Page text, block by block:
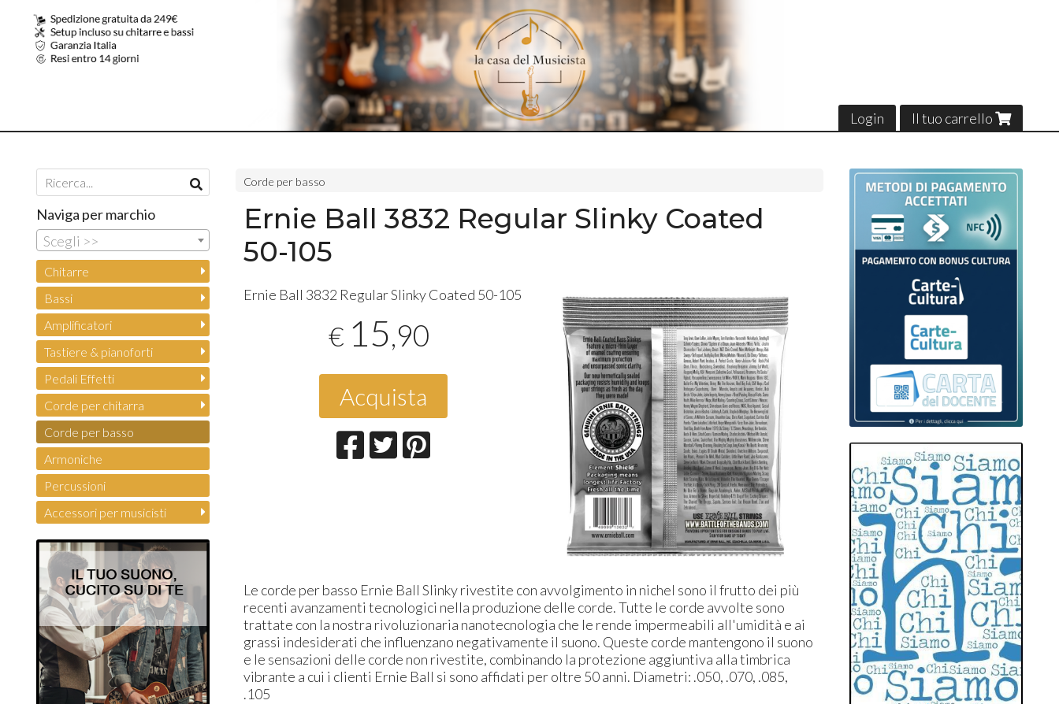
Login Il tuo carrello
Corde per basso
Ernie Ball 3832 Regular Slinky Coated
50-105
Ernie Ball 3832 Regular Slinky Coated 50-105
€ 15,90
Acquista
Le corde per basso Ernie Ball Slinky rivestite con avvolgimento in nichel sono il frutto dei più
recenti avanzamenti tecnologici nella produzione delle corde. Tutte le corde avvolte sono
trattate con la nostra rivoluzionaria nanotecnologia che le rende impermeabili all'umidità e ai
grassi indesiderati che influenzano negativamente il suono. Queste corde mantengono il suono
e le sensazioni delle corde non rivestite, combinando la protezione aggiuntiva alla timbrica
vibrante a cui i clienti Ernie Ball si sono affidati per oltre 50 anni. Diametri: .050, .070, .085,
.105
Naviga per marchio
Scegli >>
Chitarre
Bassi
Amplificatori
Tastiere & pianoforti
Pedali Effetti
Corde per chitarra
Corde per basso
Armoniche
Percussioni
Accessori per musicisti